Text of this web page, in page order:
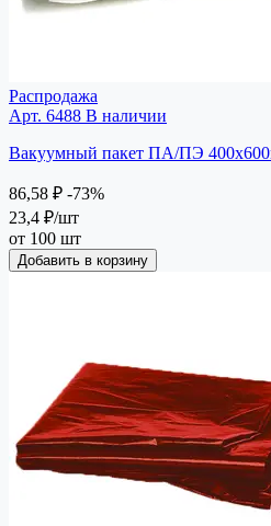
Распродажа
Арт. 6488 В наличии
Вакуумный пакет ПА/ПЭ
86,58 ₽ -73%
23,4 ₽/шт
от 100 шт
Добавить в корзину